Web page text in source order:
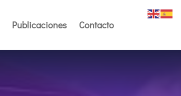
Publicaciones Contacto